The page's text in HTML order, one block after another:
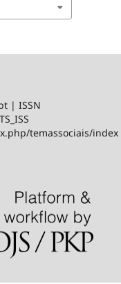
| ISSN
temassociais/index